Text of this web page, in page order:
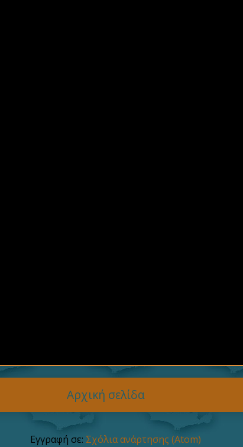
Αρχική σελίδα
Εγγραφή σε: Σχόλια ανάρτησης (Atom)